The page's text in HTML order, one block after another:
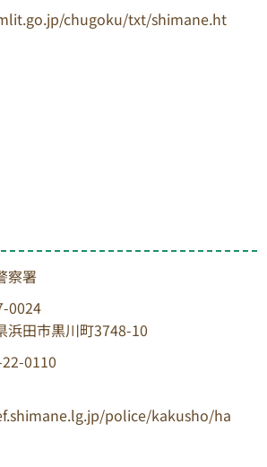
chugoku/txt/shimane.ht
察署
0024
浜田市黒川町3748-10
0110
police/kakusho/ha